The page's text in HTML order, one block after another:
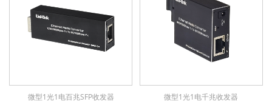
微型1光1电百兆SFP收发器 微型1光1电千兆收发器